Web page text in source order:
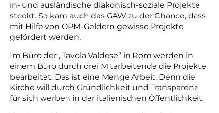
in- und ausländische diakonisch-soziale Projekte
steckt. So kam auch das GAW zu der Chance, dass
mit Hilfe von OPM-Geldern gewisse Projekte
gefördert werden.
Im Büro der „Tavola Valdese“ in Rom werden in
einem Büro durch drei Mitarbeitende die Projekte
bearbeitet. Das ist eine Menge Arbeit. Denn die
Kirche will durch Gründlichkeit und Transparenz
für sich werben in der italienischen Öffentlichkeit.